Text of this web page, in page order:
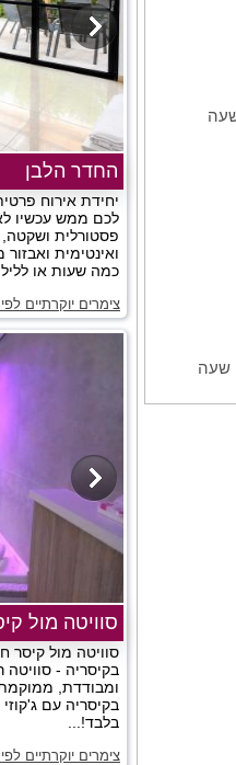
שעה
החדר הלבן
יחידת אירוח
לכם ממש עכשיו
פסטורלית
ואינטימית ואבזור
כמה שעות או
צימרים יוקרתיים
סוויטה מול
סוויטה מול קיסר
בקיסריה -
ומבודדת,
בקיסריה עם
בלבד!...
צימרים יוקרתיים